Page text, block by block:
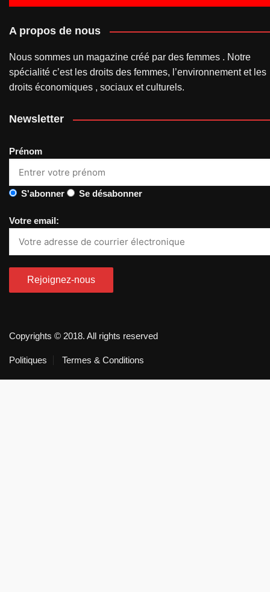
A propos de nous
Nous sommes un magazine créé par des femmes . Notre
spécialité c’est les droits des femmes, l’environnement et les
droits économiques , sociaux et culturels.
Newsletter
Prénom
S'abonner Se désabonner
Votre email:
Copyrights © 2018. All rights reserved
Politiques Termes & Conditions